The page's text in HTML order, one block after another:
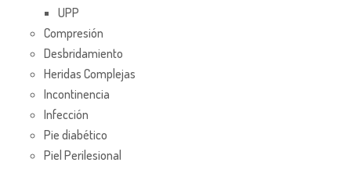
UPP
Compresión
Desbridamiento
Heridas Complejas
Incontinencia
Infección
Pie diabético
Piel Perilesional